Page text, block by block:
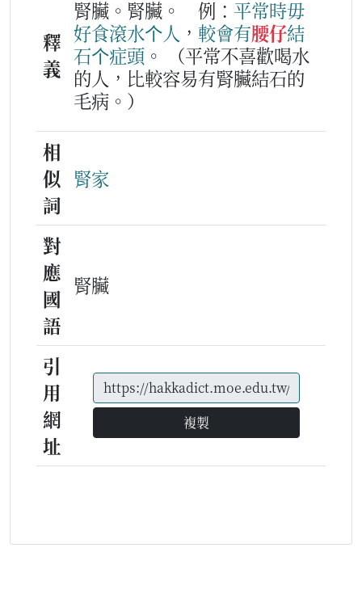
釋
義
腎臟。腎臟。 例： 平常時毋
好食滾水个人 ， 較會有腰仔結
石个症頭 。
（平常不喜歡喝水
的人，比較容易有腎臟結石的
毛病。）
相
似
詞
腎家
對
應
國
語
腎臟
引
用
網
址
複製